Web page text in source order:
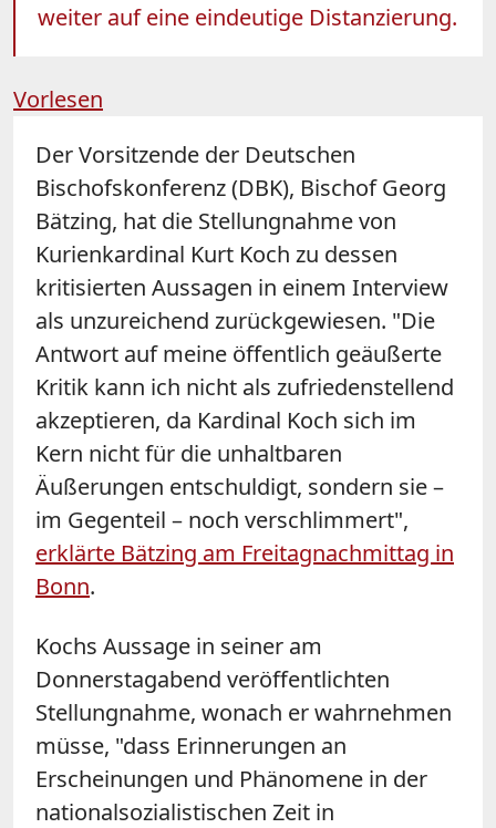
weiter auf eine eindeutige Distanzierung.
Vorlesen
Der Vorsitzende der Deutschen
Bischofskonferenz (DBK), Bischof Georg
Bätzing, hat die Stellungnahme von
Kurienkardinal Kurt Koch zu dessen
kritisierten Aussagen in einem Interview
als unzureichend zurückgewiesen. "Die
Antwort auf meine öffentlich geäußerte
Kritik kann ich nicht als zufriedenstellend
akzeptieren, da Kardinal Koch sich im
Kern nicht für die unhaltbaren
Äußerungen entschuldigt, sondern sie –
im Gegenteil – noch verschlimmert",
erklärte Bätzing am Freitagnachmittag in
Bonn.
Kochs Aussage in seiner am
Donnerstagabend veröffentlichten
Stellungnahme, wonach er wahrnehmen
müsse, "dass Erinnerungen an
Erscheinungen und Phänomene in der
nationalsozialistischen Zeit in